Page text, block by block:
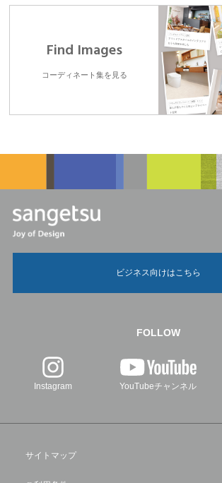
Find Images
コーディネート集を見る
ビジネス向けはこちら
FOLLOW
Instagram YouTubeチャンネル
サイトマップ